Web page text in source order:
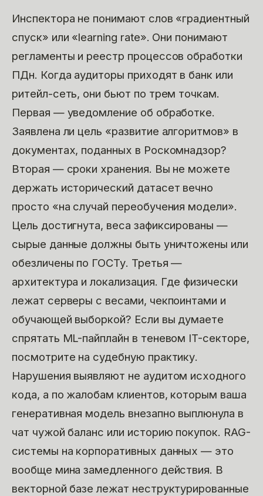
Инспектора не понимают слов «градиентный
спуск» или «learning rate». Они понимают
регламенты и реестр процессов обработки
ПДн. Когда аудиторы приходят в банк или
ритейл-сеть, они бьют по трем точкам.
Первая — уведомление об обработке.
Заявлена ли цель «развитие алгоритмов» в
документах, поданных в Роскомнадзор?
Вторая — сроки хранения. Вы не можете
держать исторический датасет вечно
просто «на случай переобучения модели».
Цель достигнута, веса зафиксированы —
сырые данные должны быть уничтожены или
обезличены по ГОСТу. Третья —
архитектура и локализация. Где физически
лежат серверы с весами, чекпоинтами и
обучающей выборкой? Если вы думаете
спрятать ML-пайплайн в теневом IT-секторе,
посмотрите на судебную практику.
Нарушения выявляют не аудитом исходного
кода, а по жалобам клиентов, которым ваша
генеративная модель внезапно выплюнула в
чат чужой баланс или историю покупок. RAG-
системы на корпоративных данных — это
вообще мина замедленного действия. В
векторной базе лежат неструктурированные